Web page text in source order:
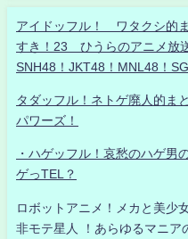
アイドッフル！ ワタクシ的
すき！23 ひうらのアニメ放
SNH48！JKT48！MNL48！
タダッフル！ネトゲ廃人的ま
パワーズ！
・ハゲッフル！哀愁のハゲ男
ゲっTEL？
ロボットアニメ！メカと美少
非モテ星人 ！あらゆるマニア